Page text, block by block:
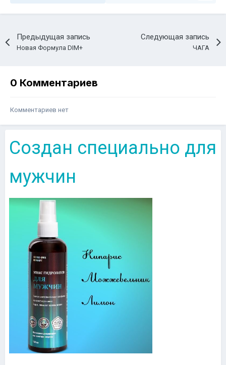
Предыдущая запись
Новая Формула DIM+
Следующая запись
ЧАГА
0 Комментариев
Комментариев нет
Создан специально для
мужчин